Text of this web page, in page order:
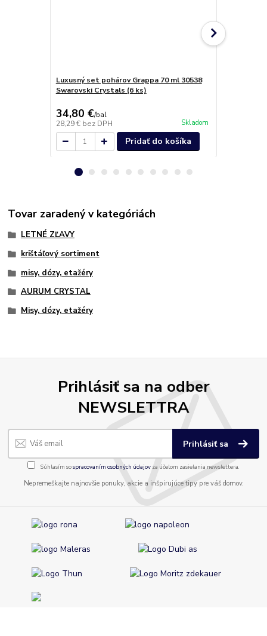
Luxusný set pohárov Grappa 70 ml 30538
Swarovski Crystals (6 ks)
34,80 €/bal
28,29 € bez DPH Skladom
Pridať do košíka
Tovar zaradený v kategóriách
LETNÉ ZĽAVY
krištáľový sortiment
misy, dózy, etažéry
AURUM CRYSTAL
Misy, dózy, etažéry
Prihlásiť sa na odber
NEWSLETTRA
Prihlásiť sa
Súhlasím sospracovaním osobných údajov za účelom zasielania newslettera.
Nepremeškajte najnovšie ponuky, akcie a inšpirujúce tipy pre váš domov.